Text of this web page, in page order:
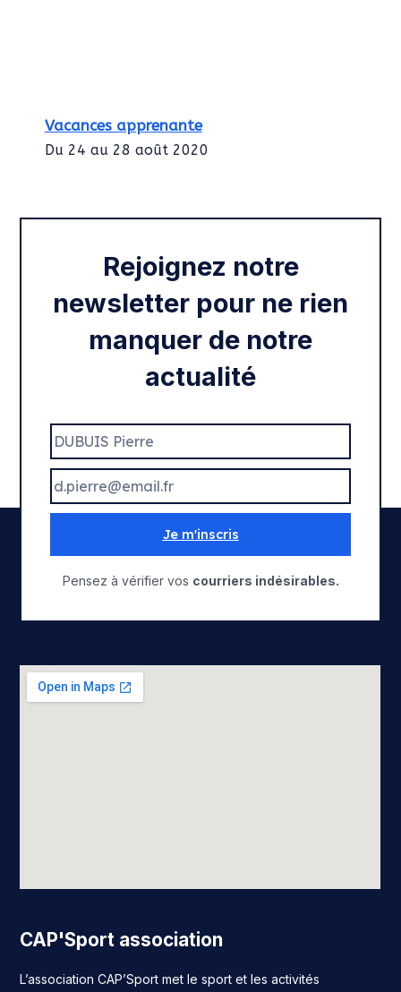
Vacances apprenante
Du 24 au 28 août 2020
Rentrée 2020
Rejoignez notre
newsletter pour ne rien
manquer de notre
actualité
Je m'inscris
Pensez à vérifier vos courriers indésirables.
CAP'Sport association
L’association CAP’Sport met le sport et les activités